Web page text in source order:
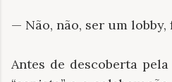
— Não, não, ser um lobby,
Antes de descoberta